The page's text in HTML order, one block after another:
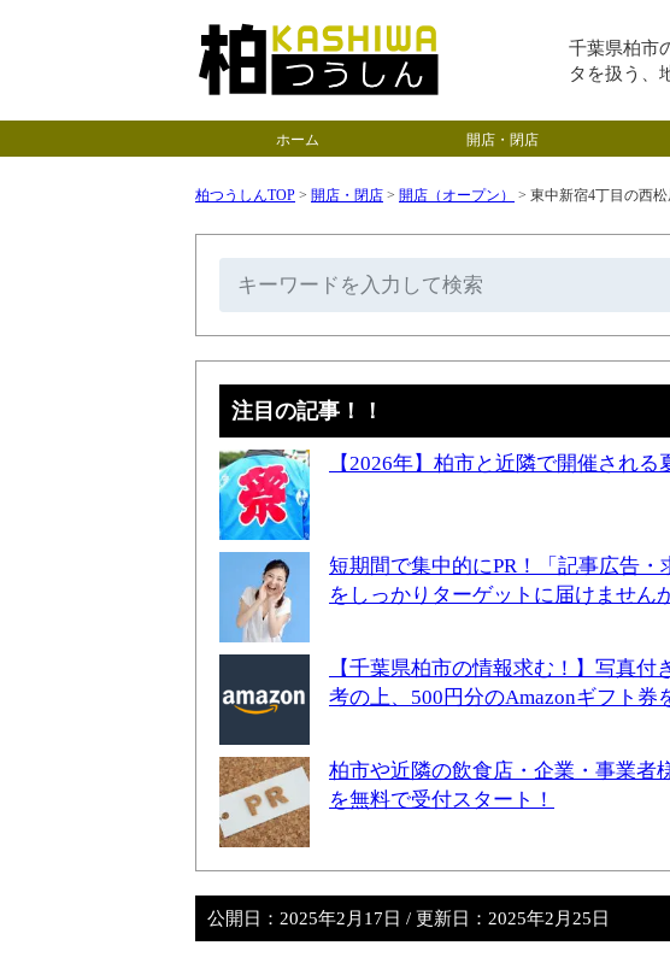
千葉県柏市
タを扱う、
ホーム 開店・閉店
柏つうしんTOP > 開店・閉店 > 開店（オープン） > 東中新宿4丁目の西
注目の記事！！
【2026年】柏市と近隣で開催され
短期間で集中的にPR！「記事広告
をしっかりターゲットに届けません
【千葉県柏市の情報求む！】写真
考の上、500円分のAmazonギフト券
柏市や近隣の飲食店・企業・事業者
を無料で受付スタート！
公開日： 2025年2月17日 / 更新日： 2025年2月25日